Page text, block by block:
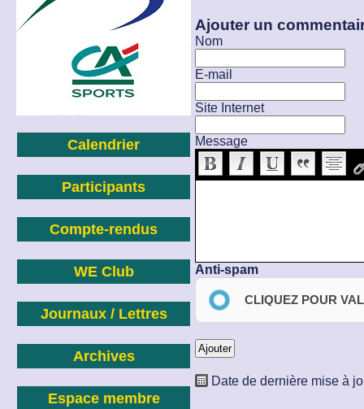
Calendrier
Participants
Compte-rendus
WE Club
Journaux / Lettres
Archives
Espace membre
Ajouter un
Nom
E-mail
Site Internet
Message
Anti-spam
CLIQUEZ POUR
Date de dernière mise à